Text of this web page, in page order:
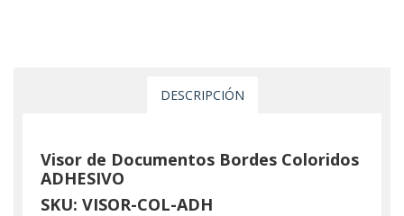
DESCRIPCIÓN
Visor de Documentos Bordes Coloridos
ADHESIVO
SKU: VISOR-COL-ADH